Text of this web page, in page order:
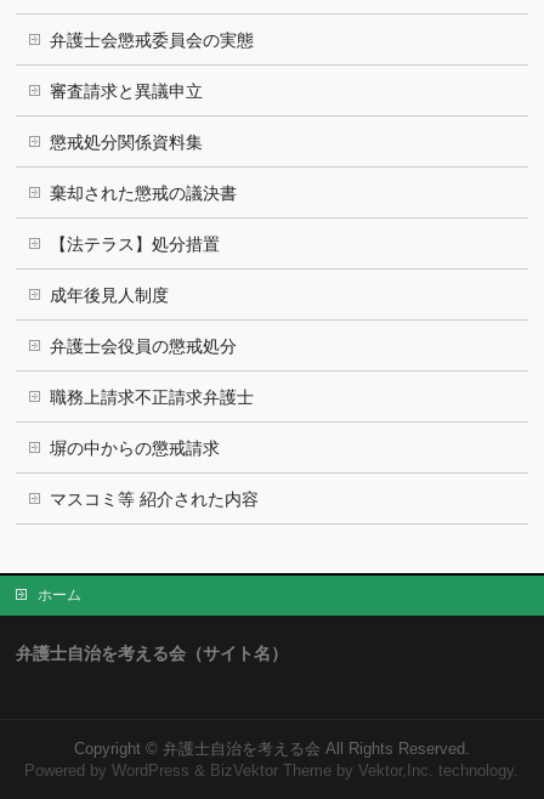
弁護士会懲戒委員会の実態
審査請求と異議申立
懲戒処分関係資料集
棄却された懲戒の議決書
【法テラス】処分措置
成年後見人制度
弁護士会役員の懲戒処分
職務上請求不正請求弁護士
塀の中からの懲戒請求
マスコミ等 紹介された内容
ホーム
弁護士自治を考える会（サイト名）
Copyright © 弁護士自治を考える会 All Rights Reserved.
Powered byWordPress & BizVektor Theme by Vektor,Inc. technology.